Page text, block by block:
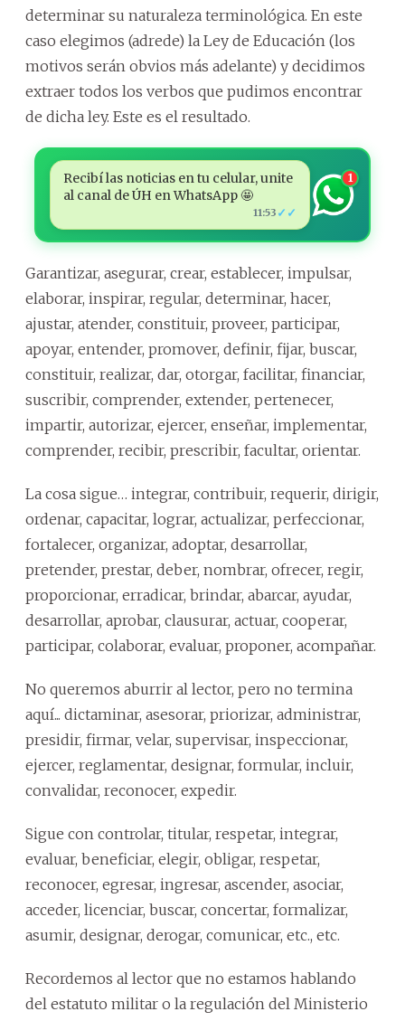
determinar su naturaleza terminológica. En este
caso elegimos (adrede) la Ley de Educación (los
motivos serán obvios más adelante) y decidimos
extraer todos los verbos que pudimos encontrar
de dicha ley. Este es el resultado.
Recibí las noticias en tu celular, unite
al canal de ÚH en WhatsApp 🤩
11:53 ✓✓
1
Garantizar, asegurar, crear, establecer, impulsar,
elaborar, inspirar, regular, determinar, hacer,
ajustar, atender, constituir, proveer, participar,
apoyar, entender, promover, definir, fijar, buscar,
constituir, realizar, dar, otorgar, facilitar, financiar,
suscribir, comprender, extender, pertenecer,
impartir, autorizar, ejercer, enseñar, implementar,
comprender, recibir, prescribir, facultar, orientar.
La cosa sigue… integrar, contribuir, requerir, dirigir,
ordenar, capacitar, lograr, actualizar, perfeccionar,
fortalecer, organizar, adoptar, desarrollar,
pretender, prestar, deber, nombrar, ofrecer, regir,
proporcionar, erradicar, brindar, abarcar, ayudar,
desarrollar, aprobar, clausurar, actuar, cooperar,
participar, colaborar, evaluar, proponer, acompañar.
No queremos aburrir al lector, pero no termina
aquí... dictaminar, asesorar, priorizar, administrar,
presidir, firmar, velar, supervisar, inspeccionar,
ejercer, reglamentar, designar, formular, incluir,
convalidar, reconocer, expedir.
Sigue con controlar, titular, respetar, integrar,
evaluar, beneficiar, elegir, obligar, respetar,
reconocer, egresar, ingresar, ascender, asociar,
acceder, licenciar, buscar, concertar, formalizar,
asumir, designar, derogar, comunicar, etc., etc.
Recordemos al lector que no estamos hablando
del estatuto militar o la regulación del Ministerio